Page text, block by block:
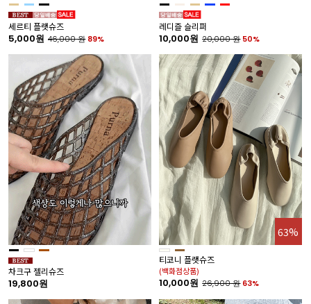
세르티 플랫슈즈
5,000원 46,000원 89%
레디즐 슬리퍼
10,000원 20,000원 50%
차크구 젤리슈즈
19,800원
63%
티코니 플랫슈즈
(백화점상품)
10,000원 26,900원 63%